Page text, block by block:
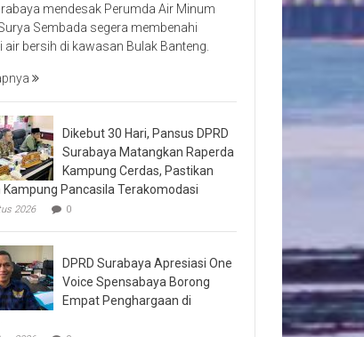
mendesak Perumda Air Minum
Sembada segera membenahi
air bersih di kawasan Bulak Banteng.
Dikebut 30 Hari, Pansus DPRD
Surabaya Matangkan Raperda
Kampung Cerdas, Pastikan
Kampung Pancasila Terakomodasi
2026 0
DPRD Surabaya Apresiasi One
Voice Spensabaya Borong
Empat Penghargaan di